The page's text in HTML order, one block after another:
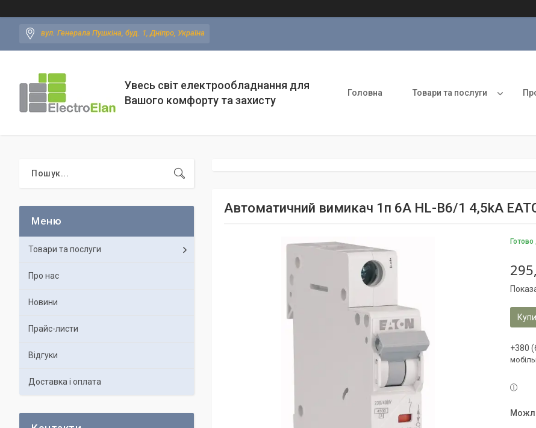
вул. Генерала Пушкіна, буд. 1, Дніпро, Україна
Увесь світ електрообладнання для
Вашого комфорту та захисту
Головна Товари та послуги
Автоматичний вимикач 1п 6A HL-B6/1 4,5kA
+380
Товари та послуги
Про нас
Новини
Прайс-листи
Відгуки
Доставка і оплата